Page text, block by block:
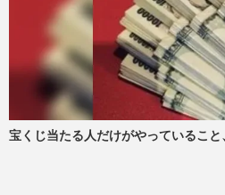
宝くじ当たる人だけがやっていること